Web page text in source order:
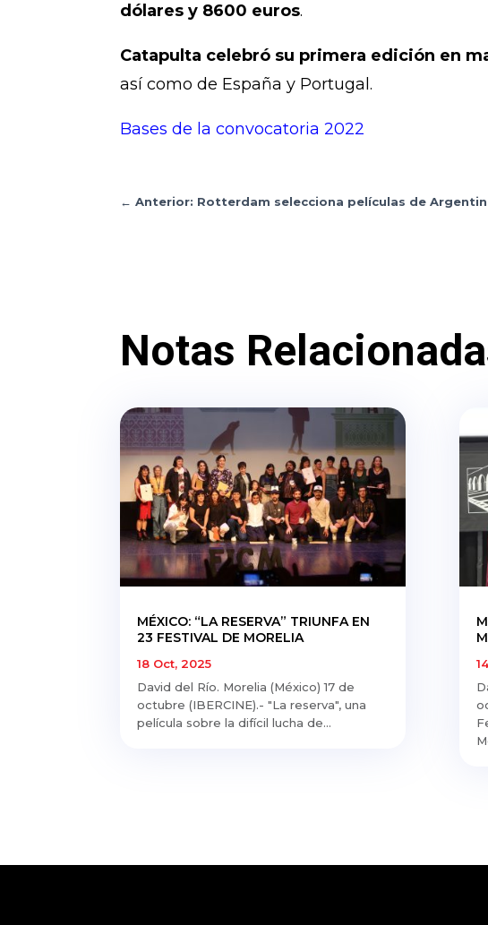
dólares y 8600 euros.
Catapulta celebró su primera edición en
así como de España y Portugal.
Bases de la convocatoria 2022
←Anterior: Rotterdam selecciona películas de
Notas
MÉXICO: “LA RESERVA” TRIUNFA EN
23 FESTIVAL DE MORELIA
18 Oct, 2025
David del Río. Morelia (México) 17 de
octubre (IBERCINE).- "La reserva", una
película sobre la difícil lucha de...